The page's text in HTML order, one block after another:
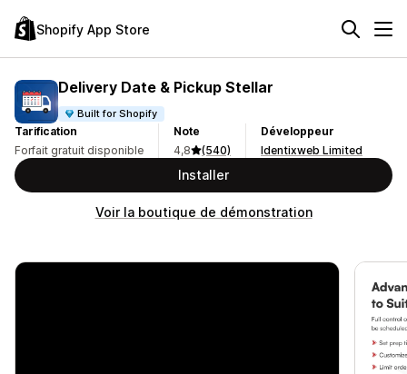
Shopify App Store
Delivery Date & Pickup Stellar
Built for Shopify
Tarification
Forfait gratuit disponible
Note
4,8
(540)
Développeur
Identixweb Limited
Installer
Voir la boutique de démonstration